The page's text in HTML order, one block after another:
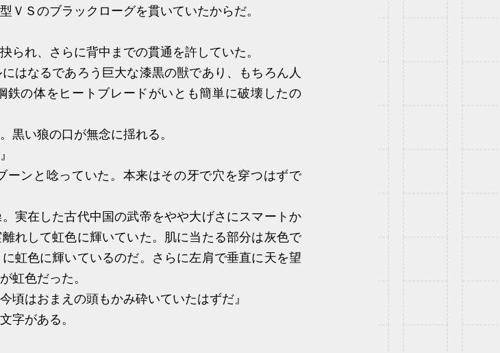
Ｓのブラックローグを貫いていたからだ。
れ、さらに背中までの貫通を許していた。
はなるであろう巨大な漆黒の獣であり、もちろん人
鉄の体をヒートブレードがいとも簡単に破壊したの
黒い狼の口が無念に揺れる。
ンと唸っていた。本来はその牙で穴を穿つはずで
実在した古代中国の武帝をやや大げさにスマートか
れして虹色に輝いていた。肌に当たる部分は灰色で
虹色に輝いているのだ。さらに左肩で垂直に天を望
虹色だった。
頃はおまえの頭もかみ砕いていたはずだ』
字がある。